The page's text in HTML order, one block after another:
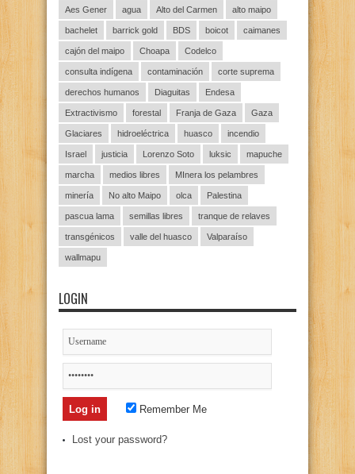
Aes Gener agua Alto del Carmen alto maipo
bachelet barrick gold BDS boicot caimanes
cajón del maipo Choapa Codelco
consulta indígena contaminación corte suprema
derechos humanos Diaguitas Endesa
Extractivismo forestal Franja de Gaza Gaza
Glaciares hidroeléctrica huasco incendio
Israel justicia Lorenzo Soto luksic mapuche
marcha medios libres MInera los pelambres
minería No alto Maipo olca Palestina
pascua lama semillas libres tranque de relaves
transgénicos valle del huasco Valparaíso
wallmapu
LOGIN
Remember Me
Lost your password?